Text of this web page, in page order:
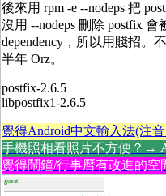
後來用 rpm -e --nodeps 把
沒用 --nodeps 刪除 postfix 會
dependency，所以用賤招。
半年 Orz。
postfix-2.6.5
libpostfix1-2.6.5
覺得Android中文輸入法(注
手機照相看照片不方便？→
覺得鬧鐘/行事曆有改進的
guest